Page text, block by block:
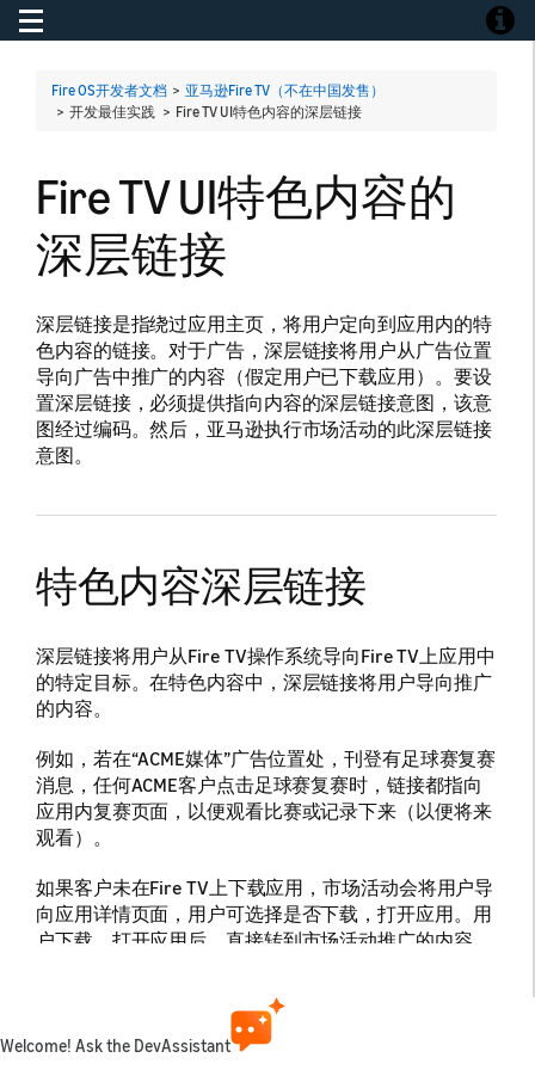
Toggle navigation
Fire OS开发者文档 > 亚马逊Fire TV（不在中国发售）
> 开发最佳实践 > Fire TV UI特色内容的深层链接
Fire TV UI特色内容的
深层链接
深层链接是指绕过应用主页，将用户定向到应用内的特
色内容的链接。对于广告，深层链接将用户从广告位置
导向广告中推广的内容（假定用户已下载应用）。要设
置深层链接，必须提供指向内容的深层链接意图，该意
图经过编码。然后，亚马逊执行市场活动的此深层链接
意图。
特色内容深层链接
深层链接将用户从Fire TV操作系统导向Fire TV上应用中
的特定目标。在特色内容中，深层链接将用户导向推广
的内容。
例如，若在“ACME媒体”广告位置处，刊登有足球赛复赛
消息，任何ACME客户点击足球赛复赛时，链接都指向
应用内复赛页面，以便观看比赛或记录下来（以便将来
观看）。
如果客户未在Fire TV上下载应用，市场活动会将用户导
向应用详情页面，用户可选择是否下载，打开应用。用
户下载、打开应用后，直接转到市场活动推广的内容。
有相同内容的）应用中。因此，总体而言，对于Fire TV
上显示的特色内容，深层链接更及时、连贯。
Welcome! Ask the DevAssistant